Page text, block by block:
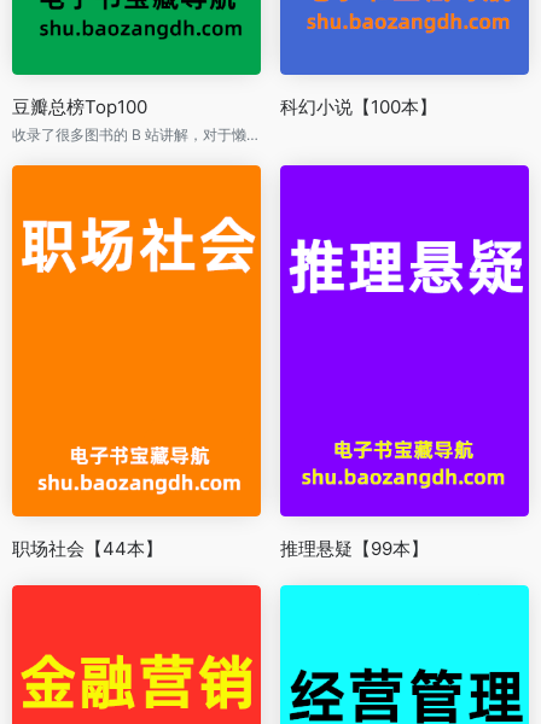
豆瓣总榜Top100
收录了很多图书的 B 站讲解，对于懒得阅读的人来说，应该挺有用的。
科幻小说【100本】
职场社会【44本】 推理悬疑【99本】